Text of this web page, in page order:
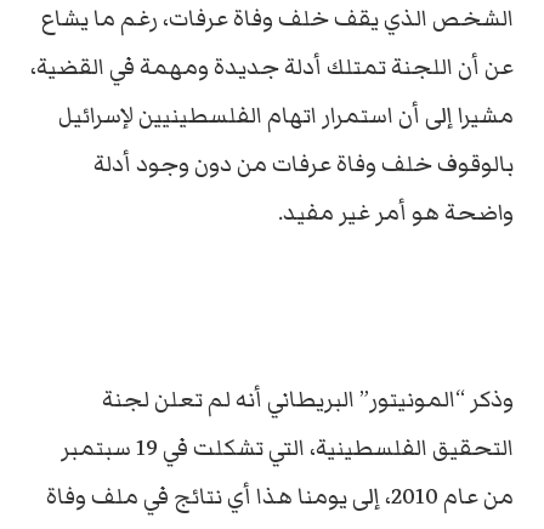
الشخص الذي يقف خلف وفاة عرفات، رغم ما يشاع
عن أن اللجنة تمتلك أدلة جديدة ومهمة في القضية،
مشيرا إلى أن استمرار اتهام الفلسطينيين لإسرائيل
بالوقوف خلف وفاة عرفات من دون وجود أدلة
واضحة هو أمر غير مفيد.
وذكر “المونيتور” البريطاني أنه لم تعلن لجنة
التحقيق الفلسطينية، التي تشكلت في 19 سبتمبر
من عام 2010، إلى يومنا هذا أي نتائج في ملف وفاة